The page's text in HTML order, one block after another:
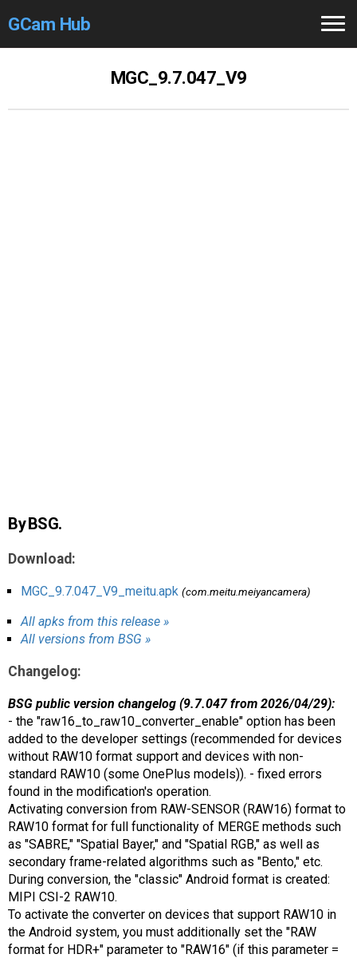
GCam Hub
MGC_9.7.047_V9
By BSG.
Download:
MGC_9.7.047_V9_meitu.apk (com.meitu.meiyancamera)
All apks from this release »
All versions from BSG »
Changelog:
BSG public version changelog (9.7.047 from 2026/04/29):
- the "raw16_to_raw10_converter_enable" option has been
added to the developer settings (recommended for devices
without RAW10 format support and devices with non-
standard RAW10 (some OnePlus models)). - fixed errors
found in the modification's operation.
Activating conversion from RAW-SENSOR (RAW16) format to
RAW10 format for full functionality of MERGE methods such
as "SABRE," "Spatial Bayer," and "Spatial RGB," as well as
secondary frame-related algorithms such as "Bento," etc.
During conversion, the "classic" Android format is created:
MIPI CSI-2 RAW10.
To activate the converter on devices that support RAW10 in
the Android system, you must additionally set the "RAW
format for HDR+" parameter to "RAW16" (if this parameter =